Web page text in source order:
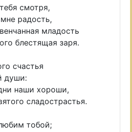
смотря,
радость,
младость
блестящая заря.
счастья
души:
наши хороши,
сладострастья.
тобой;